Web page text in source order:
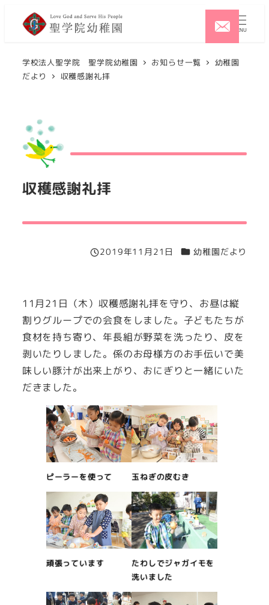
MENU
学校法人聖学院 聖学院幼稚園 お知らせ一覧
幼稚園
だより
収穫感謝礼拝
収穫感謝礼拝
投稿日
2019年11月21日 カテゴリー
幼稚園だより
11月21日（木）収穫感謝礼拝を守り、お昼は縦
割りグループでの会食をしました。子どもたちが
食材を持ち寄り、年長組が野菜を洗ったり、皮を
剥いたりしました。係のお母様方のお手伝いで美
味しい豚汁が出来上がり、おにぎりと一緒にいた
だきました。
ピーラーを使って 玉ねぎの皮むき
頑張っています
たわしでジャガイモを
洗いました